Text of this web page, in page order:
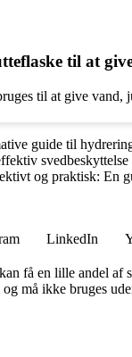
til at
til at give
guide til
og praktisk: En
LinkedIn
få en lille andel af
må ikke bruges